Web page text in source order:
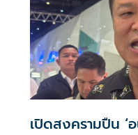
เปิดสงครามปืน ‘